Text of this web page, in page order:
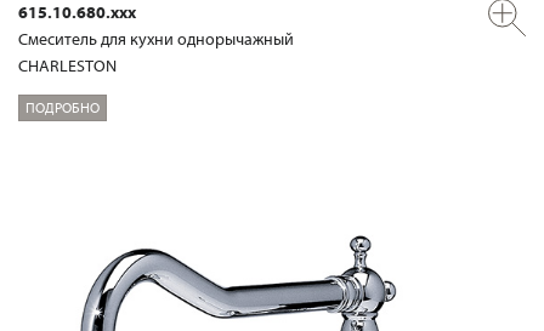
615.10.680.xxx
Смеситель для кухни однорычажный
CHARLESTON
ПОДРОБНО